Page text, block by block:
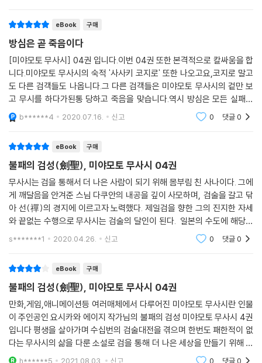
eBook 구매
방심은 곧 죽음이다
[미야모토 무사시] 04권 입니다.이번 04권 또한 본격적으로 칼싸움을 합
니다.미야모토 무사시의 숙적 '사사키 코지로' 또한 나오고요,코지로 말고
도 다른 검객들도 나옵니다.그 다른 검객들은 미야모토 무사시의 겉만 보
고 무시를 하다가된통 당하고 죽음을 맞습니다.역시 방심은 모든 실패의
근원입니다.살면서 방심하지 말라는 교훈을 주는군요.
b******4 2020.07.16. 신고 0 댓글0
eBook 구매
불패의 검성(劍聖), 미야모토 무사시 04권
무사시는 검을 통해서 더 나은 사람이 되기 위해 몸부림 친 사나이다. 그에
게 깨달음을 안겨준 스님 다쿠안의 내공을 깊이 사모하며, 검술을 갈고 닦
아 선(禪)의 경지에 이르고자 노력했다. 제일검을 향한 그의 진지한 자세
와 끝없는 수행으로 무사시는 검술의 달인이 된다. 일본의 수도에 해당하
는 교토의 명문 무사 가문, '요시오카'가문을 이끄는 두 형제를 제압하고, 7
s*******1 2020.04.26. 신고 0 댓글0
eBook 구매
불패의 검성(劍聖), 미야모토 무사시 04권
만화,게임,애니메이션등 여러매체에서 다루어진 미야모토 무사시란 인물
이 주인공인 요시카와 에이지 작가님의 불패의 검성 미야모토 무사시 4권
입니다 평생을 살아가며 수십번의 검술대전을 겪으며 한번도 패한적이 없
다는 무사시의 삶을 다룬 소설로 검을 통해 더 나은 세상을 만들기 위해 노
력하는 한남자의 이야기가 마음을 움직이게 합니다 갈수록 흥미진진해지
h******5 2021.08.03. 신고 0 댓글0